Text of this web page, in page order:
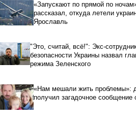
«Запускают по прямой по
рассказал, откуда летели
Ярославль
"Это, считай, всё!": Экс-
безопасности Украины назвал
режима Зеленского
«Нам мешали жить проблемы»:
получил загадочное сообщение